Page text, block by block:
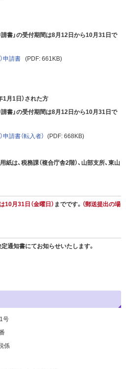
請書」の受付期間は8月12日から10月31日で
申請書
(PDF: 661KB)
月1日）された方
請書」の受付期間は8月12日から10月31日で
請書（転入者） (PDF: 668KB)
紙は、税務課（複合庁舎2階）、山部支所、東山
10月31日（金曜日） までです。 （郵送提出の場
通知書にてお知らせいたします。
号
係